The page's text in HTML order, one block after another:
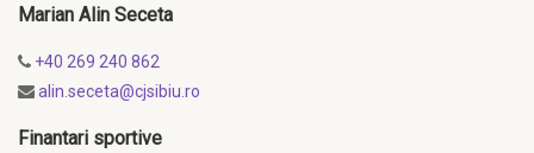
Marian Alin Seceta
+40 269 240 862
alin.seceta@cjsibiu.ro
Finantari sportive